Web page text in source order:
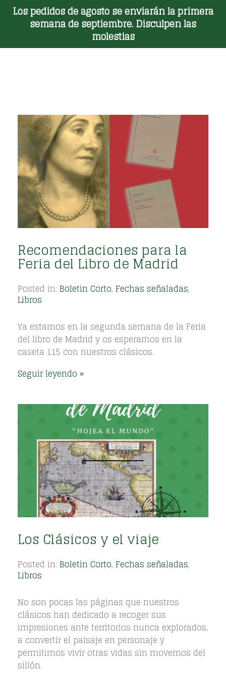
Los pedidos de agosto se enviarán la primera
semana de septiembre. Disculpen las
molestias
Toggle Menu
Recomendaciones para la
Feria del Libro de Madrid
Posted in: Boletin Corto, Fechas señaladas,
Libros
Ya estamos en la segunda semana de la Feria
del libro de Madrid y os esperamos en la
caseta 115 con nuestros clásicos.
Seguir leyendo
Los Clásicos y el viaje
Posted in: Boletin Corto, Fechas señaladas,
Libros
No son pocas las páginas que nuestros
clásicos han dedicado a recoger sus
impresiones ante territorios nunca explorados,
a convertir el paisaje en personaje y
permitirnos vivir otras vidas sin movernos del
sillón.